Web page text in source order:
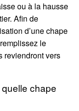
ou à la hausse
Afin de
d’une chape
le
reviendront vers
chape